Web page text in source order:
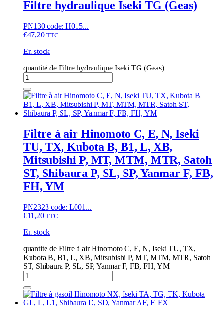
Filtre hydraulique Iseki TG (Geas)
PN130 code: H015...
€47,20 TTC
En stock
quantité de Filtre hydraulique Iseki TG (Geas)
Filtre à air Hinomoto C, E, N, Iseki
TU, TX, Kubota B, B1, L, XB,
Mitsubishi P, MT, MTM, MTR, Satoh
ST, Shibaura P, SL, SP, Yanmar F, FB,
FH, YM
PN2323 code: L001...
€11,20 TTC
En stock
quantité de Filtre à air Hinomoto C, E, N, Iseki TU, TX,
Kubota B, B1, L, XB, Mitsubishi P, MT, MTM, MTR, Satoh
ST, Shibaura P, SL, SP, Yanmar F, FB, FH, YM